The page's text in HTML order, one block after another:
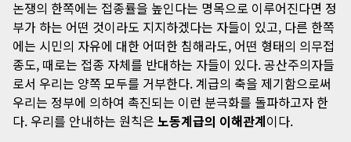
논쟁의 한쪽에는 접종률을 높인다는 명목으로 이루어진다면 정
부가 하는 어떤 것이라도 지지하겠다는 자들이 있고, 다른 한쪽
에는 시민의 자유에 대한 어떠한 침해라도, 어떤 형태의 의무접
종도, 때로는 접종 자체를 반대하는 자들이 있다. 공산주의자들
로서 우리는 양쪽 모두를 거부한다. 계급의 축을 제기함으로써
우리는 정부에 의하여 촉진되는 이런 분극화를 돌파하고자 한
다. 우리를 안내하는 원칙은 노동계급의 이해관계이다.